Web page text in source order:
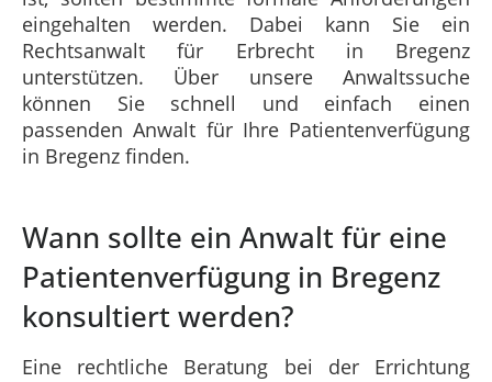
eingehalten werden. Dabei kann Sie ein
Rechtsanwalt für Erbrecht in Bregenz
unterstützen. Über unsere Anwaltssuche
können Sie schnell und einfach einen
passenden Anwalt für Ihre Patientenverfügung
in Bregenz finden.
Wann sollte ein Anwalt für eine
Patientenverfügung in Bregenz
konsultiert werden?
Eine rechtliche Beratung bei der Errichtung